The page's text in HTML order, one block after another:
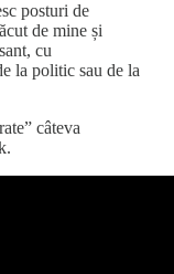
posturi de
de mine și
cu
la politic sau de la
câteva